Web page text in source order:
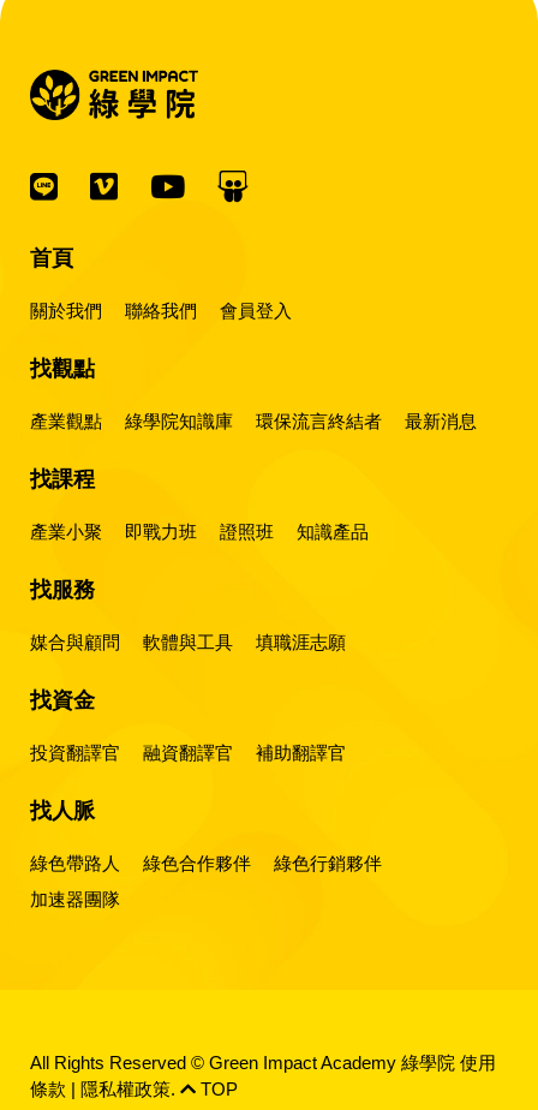
首頁
關於我們 聯絡我們 會員登入
找觀點
產業觀點 綠學院知識庫 環保流言終結者 最新消息
找課程
產業小聚 即戰力班 證照班 知識產品
找服務
媒合與顧問 軟體與工具 填職涯志願
找資金
投資翻譯官 融資翻譯官 補助翻譯官
找人脈
綠色帶路人 綠色合作夥伴
綠色行銷夥伴
加速器團隊
All Rights Reserved © Green Impact Academy 綠學院 使用
條款 | 隱私權政策. TOP